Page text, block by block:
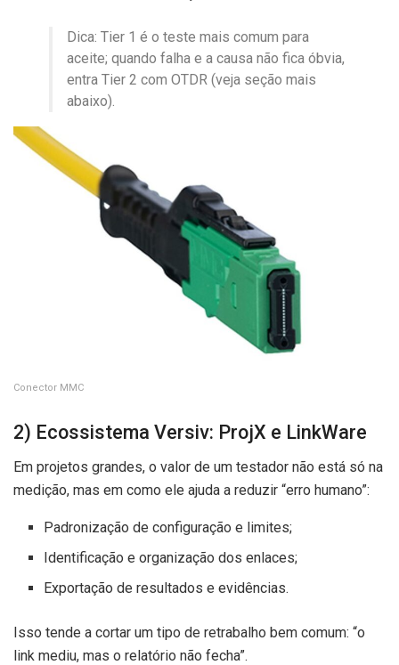
Dica: Tier 1 é o teste mais comum para
aceite; quando falha e a causa não fica óbvia,
entra Tier 2 com OTDR (veja seção mais
abaixo).
Conector MMC
2) Ecossistema Versiv: ProjX e LinkWare
Em projetos grandes, o valor de um testador não está só na
medição, mas em como ele ajuda a reduzir “erro humano”:
Padronização de configuração e limites;
Identificação e organização dos enlaces;
Exportação de resultados e evidências.
Isso tende a cortar um tipo de retrabalho bem comum: “o
link mediu, mas o relatório não fecha”.